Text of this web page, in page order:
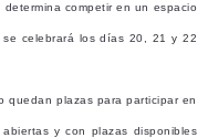
competir en un espacio
celebrará los días 20, 21 y 22
quedan plazas para participar en
y con plazas disponibles